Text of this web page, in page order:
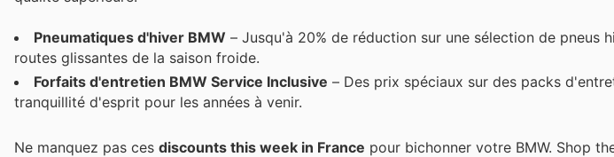
Pneumatiques d'hiver BMW – Jusqu'à 20% de réduction sur une sélection de pneus
routes glissantes de la saison froide.
Forfaits d'entretien BMW Service Inclusive – Des prix spéciaux sur des packs
tranquillité d'esprit pour les années à venir.
Ne manquez pas ces discounts this week in France pour bichonner votre BMW. Shop